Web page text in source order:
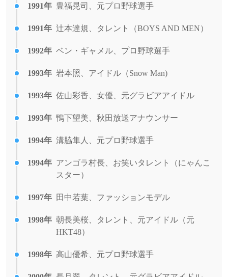
1991年 豊福晃司、元プロ野球選手
1991年 辻本達規、タレント（BOYS AND MEN）
1992年 ベン・ギャメル、プロ野球選手
1993年 岩本照、アイドル（Snow Man)
1993年 佐山彩香、女優、元グラビアアイドル
1993年 鴨下望美、秋田放送アナウンサー
1994年 溝脇隼人、元プロ野球選手
1994年 アンゴラ村長、お笑いタレント（にゃんこ
スター）
1997年 田中若葉、ファッションモデル
1998年 朝長美桜、タレント、元アイドル（元
HKT48）
1998年 高山優希、元プロ野球選手